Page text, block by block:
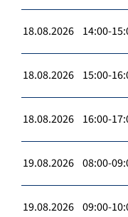
18.08.2026 14:00-
18.08.2026 15:00-
18.08.2026 16:00-
19.08.2026 08:00-
19.08.2026 09:00-